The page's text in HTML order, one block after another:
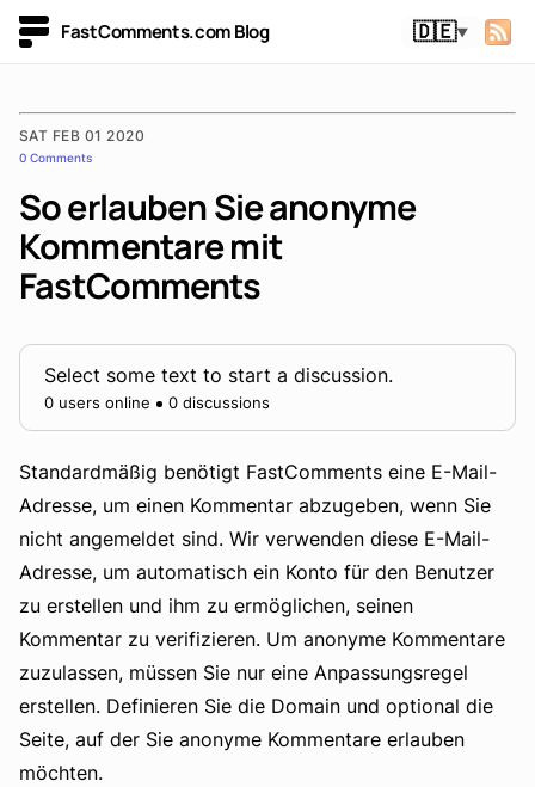
FastComments.com Blog 🇩🇪▼
SAT FEB 01 2020
0 Comments
So erlauben Sie anonyme
Kommentare mit
FastComments
Select some text to start a discussion.
0 users online 0 discussions
Standardmäßig benötigt FastComments eine E-Mail-
Adresse, um einen Kommentar abzugeben, wenn Sie
nicht angemeldet sind. Wir verwenden diese E-Mail-
Adresse, um automatisch ein Konto für den Benutzer
zu erstellen und ihm zu ermöglichen, seinen
Kommentar zu verifizieren. Um anonyme Kommentare
zuzulassen, müssen Sie nur eine Anpassungsregel
erstellen. Definieren Sie die Domain und optional die
Seite, auf der Sie anonyme Kommentare erlauben
möchten.